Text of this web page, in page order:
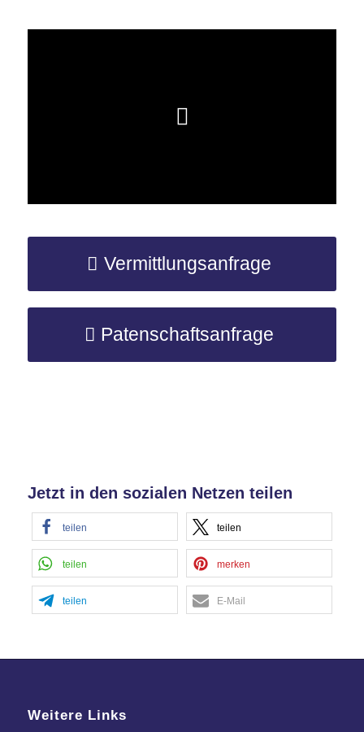
Vermittlungsanfrage
Patenschaftsanfrage
Jetzt in den sozialen Netzen teilen
teilen teilen
teilen merken
teilen E-Mail
Weitere Links